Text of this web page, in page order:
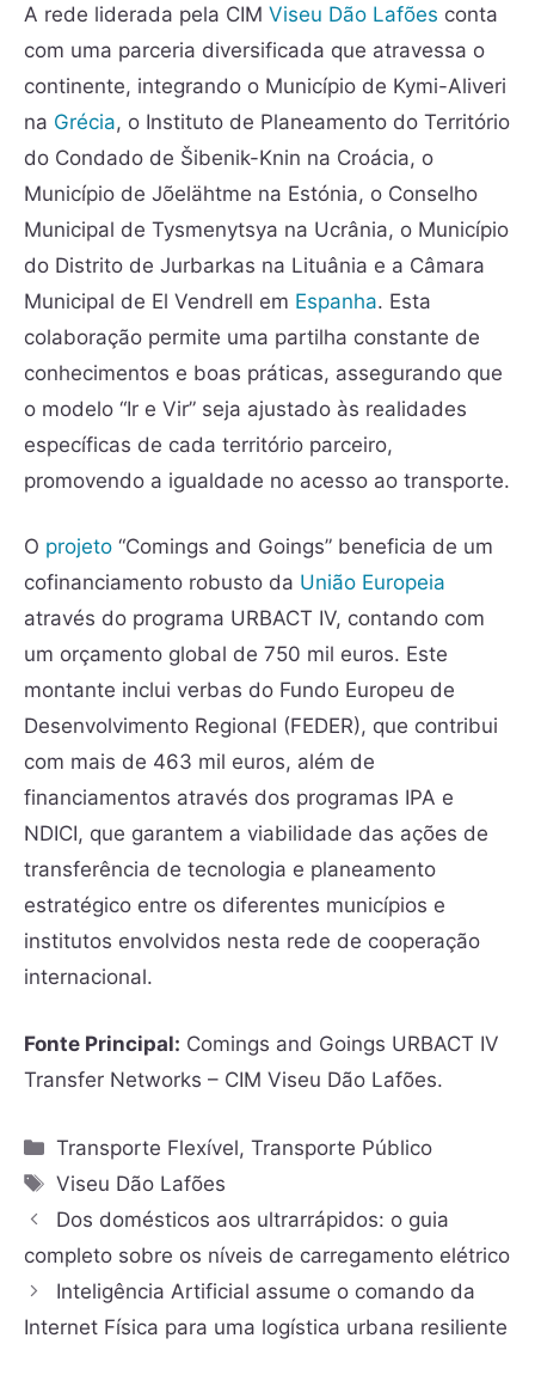
A rede liderada pela CIM Viseu Dão Lafões conta
com uma parceria diversificada que atravessa o
continente, integrando o Município de Kymi-Aliveri
na Grécia, o Instituto de Planeamento do Território
do Condado de Šibenik-Knin na Croácia, o
Município de Jõelähtme na Estónia, o Conselho
Municipal de Tysmenytsya na Ucrânia, o Município
do Distrito de Jurbarkas na Lituânia e a Câmara
Municipal de El Vendrell em Espanha. Esta
colaboração permite uma partilha constante de
conhecimentos e boas práticas, assegurando que
o modelo “Ir e Vir” seja ajustado às realidades
específicas de cada território parceiro,
promovendo a igualdade no acesso ao transporte.
O projeto “Comings and Goings” beneficia de um
cofinanciamento robusto da União Europeia
através do programa URBACT IV, contando com
um orçamento global de 750 mil euros. Este
montante inclui verbas do Fundo Europeu de
Desenvolvimento Regional (FEDER), que contribui
com mais de 463 mil euros, além de
financiamentos através dos programas IPA e
NDICI, que garantem a viabilidade das ações de
transferência de tecnologia e planeamento
estratégico entre os diferentes municípios e
institutos envolvidos nesta rede de cooperação
internacional.
Fonte Principal: Comings and Goings URBACT IV
Transfer Networks – CIM Viseu Dão Lafões.
Transporte Flexível,Transporte Público
Viseu Dão Lafões
Dos domésticos aos ultrarrápidos: o guia
completo sobre os níveis de carregamento elétrico
Inteligência Artificial assume o comando da
Internet Física para uma logística urbana resiliente